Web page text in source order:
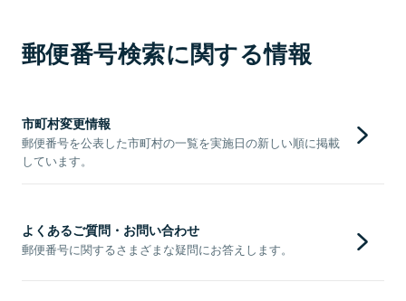
郵便番号検索に関する情報
市町村変更情報
郵便番号を公表した市町村の一覧を実施日の新しい順に掲載
しています。
よくあるご質問・お問い合わせ
郵便番号に関するさまざまな疑問にお答えします。